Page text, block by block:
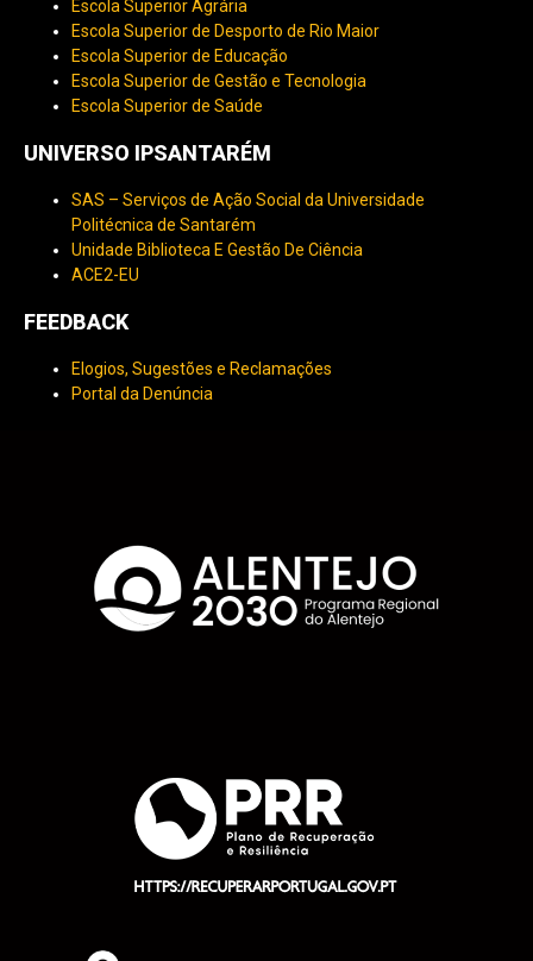
Escola Superior Agrária
Escola Superior de Desporto de Rio Maior
Escola Superior de Educação
Escola Superior de Gestão e Tecnologia
Escola Superior de Saúde
UNIVERSO IPSANTARÉM
SAS – Serviços de Ação Social da Universidade
Politécnica de Santarém
Unidade Biblioteca E Gestão De Ciência
ACE2-EU
FEEDBACK
Elogios, Sugestões e Reclamações
Portal da Denúncia